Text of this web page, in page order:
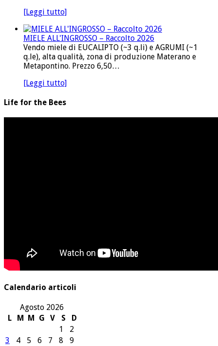
[Leggi tutto]
MIELE ALL'INGROSSO – Raccolto 2026
Vendo miele di EUCALIPTO (~3 q.li) e AGRUMI (~1
q.le), alta qualità, zona di produzione Materano e
Metapontino. Prezzo 6,50…
[Leggi tutto]
Life for the Bees
Calendario articoli
Agosto 2026
L
M M G V S
D
1
2
3
4 5 6 7 8
9